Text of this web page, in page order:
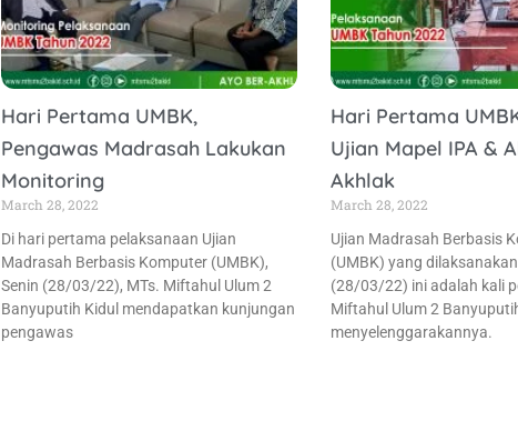
Hari Pertama UMBK,
Pengawas Madrasah Lakukan
Monitoring
March 28, 2022
Di hari pertama pelaksanaan Ujian
Madrasah Berbasis Komputer (UMBK),
Senin (28/03/22), MTs. Miftahul Ulum 2
Banyuputih Kidul mendapatkan kunjungan
pengawas
Hari Pertama
Ujian Mapel IPA &
Akhlak
March 28, 2022
Ujian Madrasah Berbasis
(UMBK) yang
(28/03/22) ini adalah kali
Miftahul Ulum 2
menyelenggarakannya.